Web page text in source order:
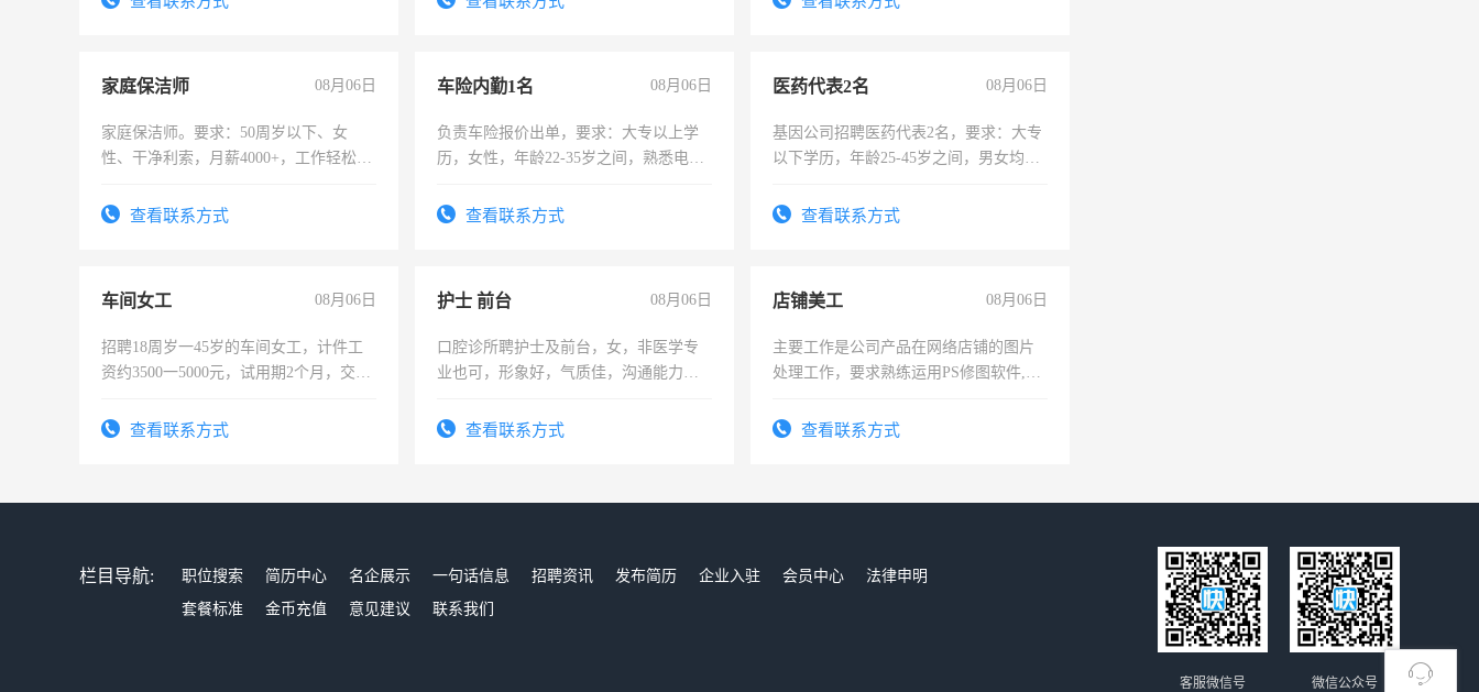
家庭保洁师 08月06日
家庭保洁师。要求：50周岁以下、女
性、干净利索，月薪4000+，工作轻松，
太太等。查看联系方式
车险内勤1名 08月06日
负责车险报价出单，要求：大专以上学
历，女性，年龄22-35岁之间，熟悉电脑
试用期1-3个月，转正后交纳五险，
查看联系方式
医药代表2名 08月06日
基因公司招聘医药代表2名，要求：大专
以下学历，年龄25-45岁之间，男女均
表或者有医学资质的优先，底薪+绩效，
查看联系方式
车间女工 08月06日
招聘18周岁一45岁的车间女工，计件工
资约3500一5000元，试用期2个月，交五
查看联系方式
护士 前台 08月06日
口腔诊所聘护士及前台，女，非医学专
业也可，形象好，气质佳，沟通能力
查看联系方式
店铺美工 08月06日
主要工作是公司产品在网络店铺的图片
处理工作，要求熟练运用PS修图软件,工
查看联系方式
栏目导航: 职位搜索 简历中心 名企展示 一句话信息 招聘资讯 发布简历 企业入驻 会员中心
法律申明
套餐标准
金币充值 意见建议 联系我们
微信公众号
客服微信号